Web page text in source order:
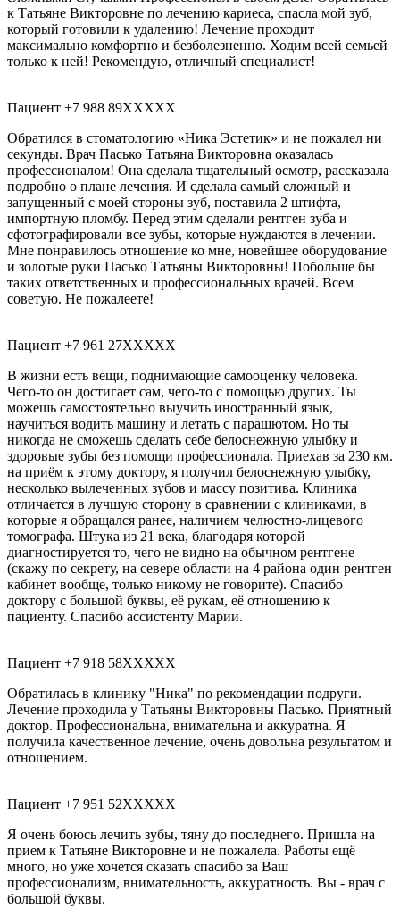
к Татьяне Викторовне по лечению кариеса​, спасла мой зуб,
который готовили к удалению! Лечение проходит
максимально комфортно и безболезненно. Ходим всей семьей
только к ней! Рекомендую, отличный специалист!
Пациент +7 988 89XXXXX
Обратился в стоматологию​ «Ника Эстетик» и не пожалел ни
секунды. Врач Пасько Татьяна Викторовна оказалась
профессионалом! Она сделала тщательный осмотр, рассказала
подробно о плане лечения. И сделала самый сложный и
запущенный с моей стороны зуб, поставила 2 штифта,
импортную пломбу. Перед этим сделали рентген​ зуба и
сфотографировали все зубы, которые нуждаются в лечении.
Мне понравилось отношение ко мне, новейшее оборудование
и золотые руки Пасько Татьяны Викторовны! Побольше бы
таких ответственных и профессиональных врачей. Всем
советую. Не пожалеете!
Пациент +7 961 27XXXXX
В жизни есть вещи, поднимающие самооценку человека.
Чего-то он достигает сам, чего-то с помощью других. Ты
можешь самостоятельно выучить иностранный язык,
научиться водить машину и летать с парашютом. Но ты
никогда не сможешь сделать себе белоснежную улыбку и
здоровые зубы без помощи профессионала. Приехав за 230 км.
на приём к этому доктору, я получил белоснежную улыбку,
несколько вылеченных зубов и массу позитива. Клиника
отличается в лучшую сторону в сравнении с клиниками, в
которые я обращался ранее, наличием челюстно-лицевого
томографа. Штука из 21 века, благодаря которой
диагностируется то, чего не видно на обычном рентгене​
(скажу по секрету, на севере области на 4 района один рентген
кабинет вообще, только никому не говорите). Спасибо
доктору с большой буквы, её рукам, её отношению к
пациенту. Спасибо ассистенту Марии.
Пациент +7 918 58XXXXX
Обратилась в клинику "Ника" по рекомендации подруги.
Лечение проходила у Татьяны Викторовны Пасько. Приятный
доктор. Профессиональна, внимательна и аккуратна. Я
получила качественное лечение, очень довольна результатом и
отношением.
Пациент +7 951 52XXXXX
Я очень боюсь лечить зубы, тяну до последнего. Пришла на
прием к Татьяне Викторовне и не пожалела. Работы ещё
много, но уже хочется сказать спасибо за Ваш
профессионализм, внимательность, аккуратность. Вы - врач с
большой буквы.